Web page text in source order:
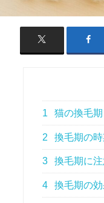
1 猫の換毛
2 換毛期の
3 換毛期に
4 換毛期の